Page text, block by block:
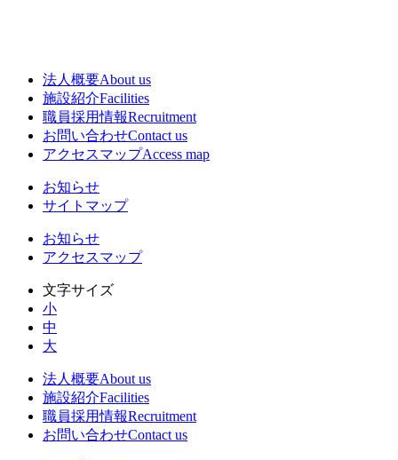
法人概要About us
施設紹介Facilities
職員採用情報Recruitment
お問い合わせContact us
アクセスマップAccess map
お知らせ
サイトマップ
お知らせ
アクセスマップ
文字サイズ
小
中
大
法人概要About us
施設紹介Facilities
職員採用情報Recruitment
お問い合わせContact us